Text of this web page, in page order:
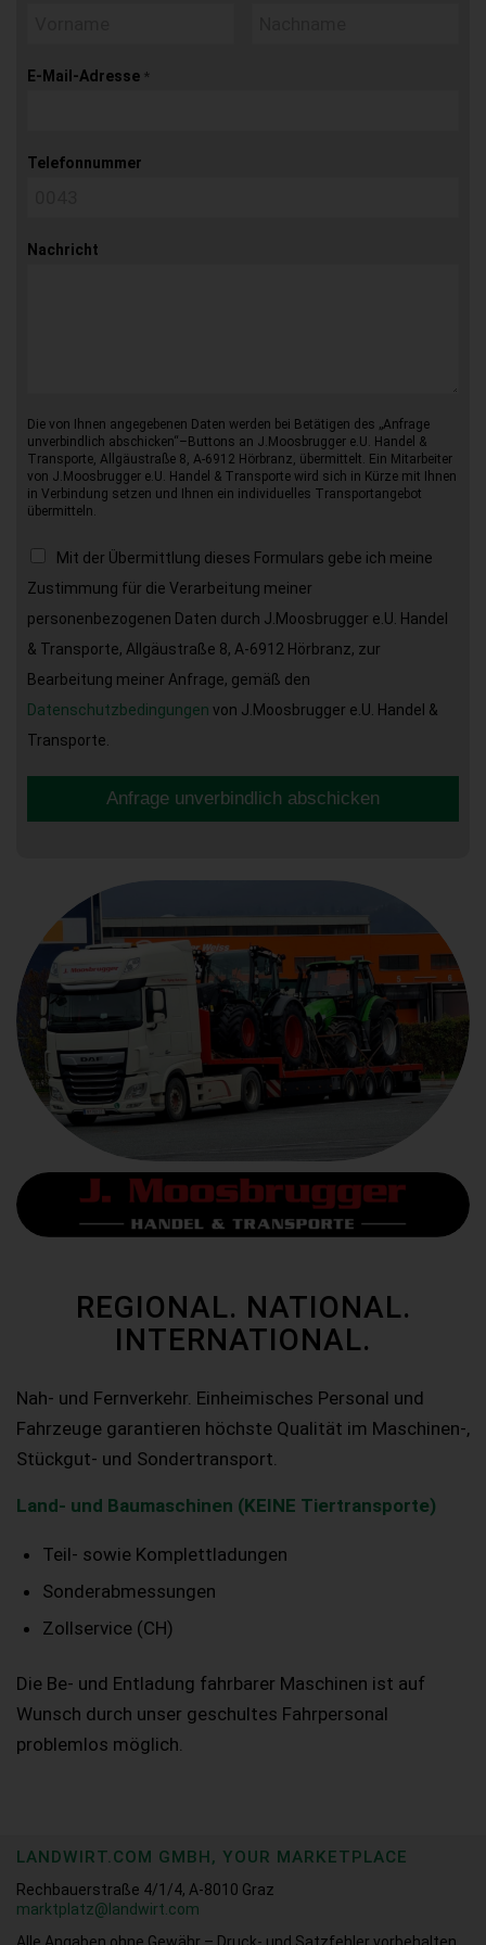
E-Mail-Adresse *
Telefonnummer
Nachricht
Die von Ihnen angegebenen Daten werden bei Betätigen des „Anfrage
unverbindlich abschicken“–Buttons an J.Moosbrugger e.U. Handel &
Transporte, Allgäustraße 8, A-6912 Hörbranz, übermittelt. Ein Mitarbeiter
von J.Moosbrugger e.U. Handel & Transporte wird sich in Kürze mit Ihnen
in Verbindung setzen und Ihnen ein individuelles Transportangebot
übermitteln.
Mit der Übermittlung dieses Formulars gebe ich meine
Zustimmung für die Verarbeitung meiner
personenbezogenen Daten durch J.Moosbrugger e.U. Handel
& Transporte, Allgäustraße 8, A-6912 Hörbranz, zur
Bearbeitung meiner Anfrage, gemäß den
Datenschutzbedingungen von J.Moosbrugger e.U. Handel &
Transporte.
Anfrage unverbindlich abschicken
REGIONAL. NATIONAL.
INTERNATIONAL.
Nah- und Fernverkehr. Einheimisches Personal und
Fahrzeuge garantieren höchste Qualität im Maschinen-,
Stückgut- und Sondertransport.
Land- und Baumaschinen (KEINE Tiertransporte)
Teil- sowie Komplettladungen
Sonderabmessungen
Zollservice (CH)
Die Be- und Entladung fahrbarer Maschinen ist auf
Wunsch durch unser geschultes Fahrpersonal
problemlos möglich.
LANDWIRT.COM GMBH, YOUR MARKETPLACE
Rechbauerstraße 4/1/4, A-8010 Graz
marktplatz@landwirt.com